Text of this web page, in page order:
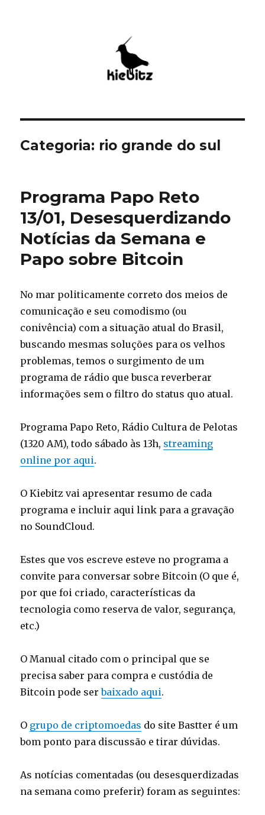
Categoria: rio grande do sul
Programa Papo Reto
13/01, Desesquerdizando
Notícias da Semana e
Papo sobre Bitcoin
No mar politicamente correto dos meios de
comunicação e seu comodismo (ou
conivência) com a situação atual do Brasil,
buscando mesmas soluções para os velhos
problemas, temos o surgimento de um
programa de rádio que busca reverberar
informações sem o filtro do status quo atual.
Programa Papo Reto, Rádio Cultura de Pelotas
(1320 AM), todo sábado às 13h, streaming
online por aqui.
O Kiebitz vai apresentar resumo de cada
programa e incluir aqui link para a gravação
no SoundCloud.
Estes que vos escreve esteve no programa a
convite para conversar sobre Bitcoin (O que é,
por que foi criado, características da
tecnologia como reserva de valor, segurança,
etc.)
O Manual citado com o principal que se
precisa saber para compra e custódia de
Bitcoin pode serbaixado aqui.
O grupo de criptomoedas do site Bastter é um
bom ponto para discussão e tirar dúvidas.
As notícias comentadas (ou desesquerdizadas
na semana como preferir) foram as seguintes: